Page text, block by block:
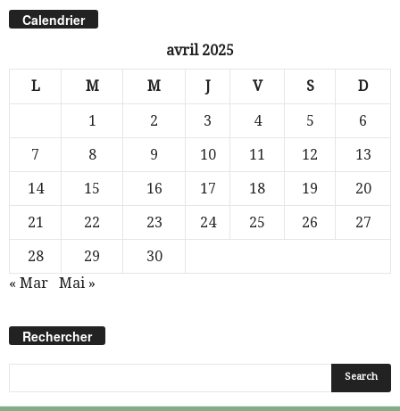
Calendrier
avril 2025
L M M J V S D
1 2 3 4 5
6
7
8 9 10 11 12
13
14
15 16 17 18 19
20
21
22 23 24 25 26
27
28
29
30
« Mar
Mai »
Rechercher